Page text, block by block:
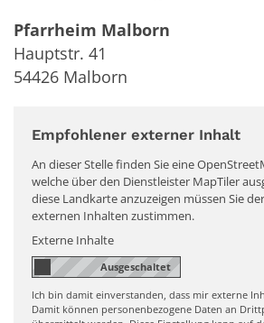
Pfarrheim Malborn
Hauptstr. 41
54426 Malborn
Empfohlener externer Inhalt
An dieser Stelle finden Sie eine
welche über den Dienstleister MapTiler
diese Landkarte anzuzeigen müssen Sie
externen Inhalten zustimmen.
Externe Inhalte
Ich bin damit einverstanden, dass mir externe
Damit können personenbezogene Daten an